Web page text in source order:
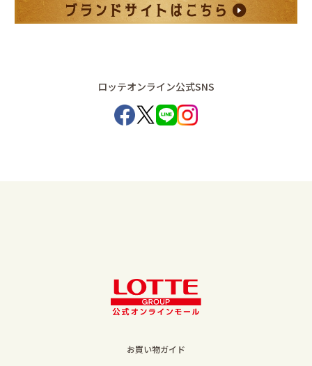
ロッテオンライン公式SNS
お買い物ガイド